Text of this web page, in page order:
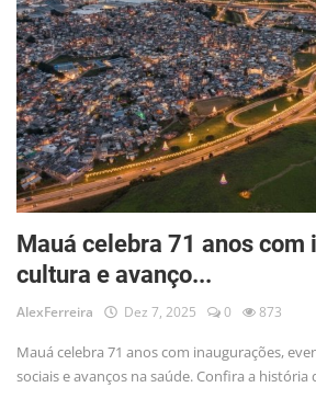
Notícias
Pop!
História
Geek
Esportes
Musica
Contato
Mauá celebra 71 anos com
cultura e avanço...
AlexFerreira Dez 7, 2025 0 873
Mauá celebra 71 anos com inaugurações,
sociais e avanços na saúde. Confira a história